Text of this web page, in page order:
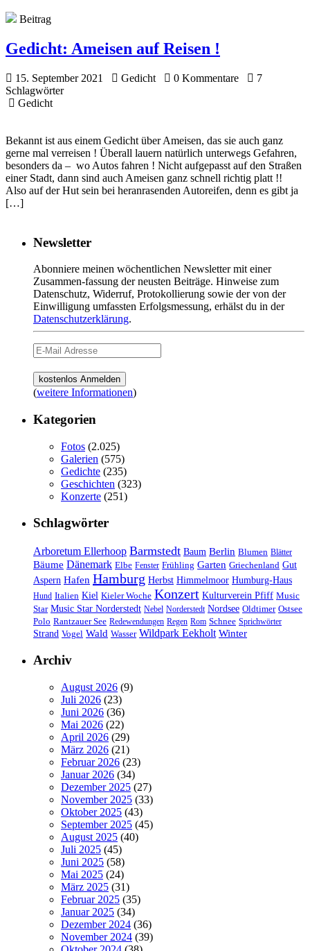
Beitrag
Gedicht: Ameisen auf Reisen !
15. September 2021 Gedicht 0 Kommentare
7
Schlagwörter
Gedicht
Bekannt ist aus einem Gedicht über Ameisen, das sie auch ganz
gerne mal verreisen ! Überall lauern natürlich unterwegs Gefahren,
besonders da – wo Autos fahren ! Nicht aufgepasst auf den Straßen
einer Stadt, dann sind auch Ameisen ganz schnell richtig platt !!
Also auf der Hut sein bei heranrasenden Autoreifen, denn es gibt ja
[…]
Newsletter
Abonniere meinen wöchentlichen Newsletter mit einer
Zusammen-fassung der neusten Beiträge. Hinweise zum
Datenschutz, Widerruf, Protokollierung sowie der von der
Einwilligung umfassten Erfolgsmessung, erhälst du in der
Datenschutzerklärung.
(weitere Informationen)
Kategorien
Fotos (2.025)
Galerien (575)
Gedichte (235)
Geschichten (323)
Konzerte (251)
Schlagwörter
Arboretum Ellerhoop Barmstedt Baum Berlin Blumen Blätter
Bäume Dänemark Elbe Fenster Frühling Garten Griechenland Gut
Aspern Hafen Hamburg Herbst Himmelmoor Humburg-Haus
Hund Italien Kiel Kieler Woche Konzert Kulturverein Pfiff Music
Star Music Star Norderstedt Nebel Norderstedt Nordsee Oldtimer Ostsee
Polo Rantzauer See Redewendungen Regen Rom Schnee Sprichwörter
Strand Vogel Wald Wasser Wildpark Eekholt Winter
Archiv
August 2026 (9)
Juli 2026 (23)
Juni 2026 (36)
Mai 2026 (22)
April 2026 (29)
März 2026 (21)
Februar 2026 (23)
Januar 2026 (34)
Dezember 2025 (27)
November 2025 (33)
Oktober 2025 (43)
September 2025 (45)
August 2025 (40)
Juli 2025 (45)
Juni 2025 (58)
Mai 2025 (24)
März 2025 (31)
Februar 2025 (35)
Januar 2025 (34)
Dezember 2024 (36)
November 2024 (39)